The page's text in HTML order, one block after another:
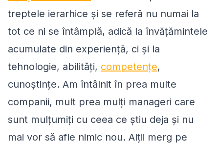
treptele ierarhice și se referă nu numai la
tot ce ni se întâmplă, adică la învățămintele
acumulate din experiență, ci și la
tehnologie, abilități, competențe,
cunoștințe. Am întâlnit în prea multe
companii, mult prea mulți manageri care
sunt mulțumiți cu ceea ce știu deja și nu
mai vor să afle nimic nou. Alții merg pe